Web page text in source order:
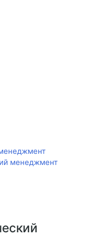
менеджмент